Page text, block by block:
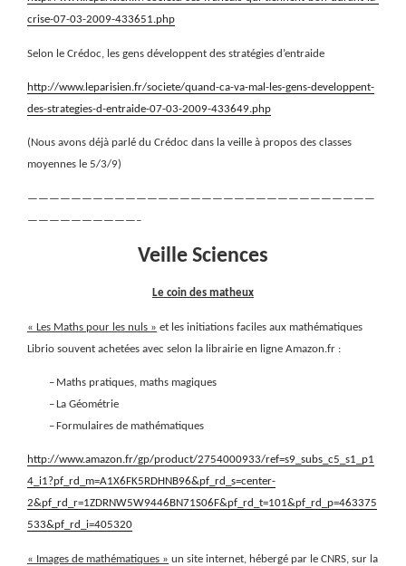
crise-07-03-2009-433651.php
Selon le Crédoc, les gens développent des stratégies d’entraide
http://www.leparisien.fr/societe/quand-ca-va-mal-les-gens-developpent-
des-strategies-d-entraide-07-03-2009-433649.php
(Nous avons déjà parlé du Crédoc dans la veille à propos des classes
moyennes le 5/3/9)
————————————————————————————————
——————————–
Veille Sciences
Le coin des matheux
« Les Maths pour les nuls » et les initiations faciles aux mathématiques
Librio souvent achetées avec selon la librairie en ligne Amazon.fr :
– Maths pratiques, maths magiques
– La Géométrie
– Formulaires de mathématiques
http://www.amazon.fr/gp/product/2754000933/ref=s9_subs_c5_s1_p1
4_i1?pf_rd_m=A1X6FK5RDHNB96&pf_rd_s=center-
2&pf_rd_r=1ZDRNW5W9446BN71S06F&pf_rd_t=101&pf_rd_p=463375
533&pf_rd_i=405320
« Images de mathématiques » un site internet, hébergé par le CNRS, sur la